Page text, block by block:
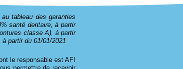
tableau des garanties
santé dentaire, à partir
classe A), à partir
partir du 01/01/2021
le responsable est AFI